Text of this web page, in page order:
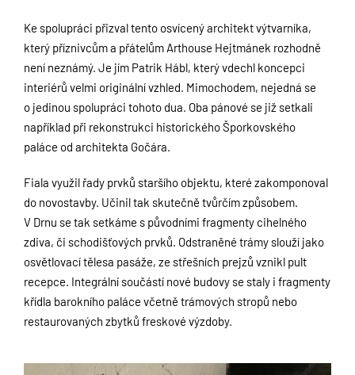
Ke spolupráci přizval tento osvícený architekt výtvarníka,
který příznivcům a přátelům Arthouse Hejtmánek rozhodně
není neznámý. Je jím Patrik Hábl, který vdechl koncepci
interiérů velmi originální vzhled. Mimochodem, nejedná se
o jedinou spolupráci tohoto dua. Oba pánové se již setkali
například při rekonstrukci historického Šporkovského
paláce od architekta Gočára.
Fiala využil řady prvků staršího objektu, které zakomponoval
do novostavby. Učinil tak skutečně tvůrčím způsobem.
V Drnu se tak setkáme s původními fragmenty cihelného
zdiva, či schodišťových prvků. Odstraněné trámy slouží jako
osvětlovací tělesa pasáže, ze střešních prejzů vznikl pult
recepce. Integrální součástí nové budovy se staly i fragmenty
křídla barokního paláce včetně trámových stropů nebo
restaurovaných zbytků freskové výzdoby.